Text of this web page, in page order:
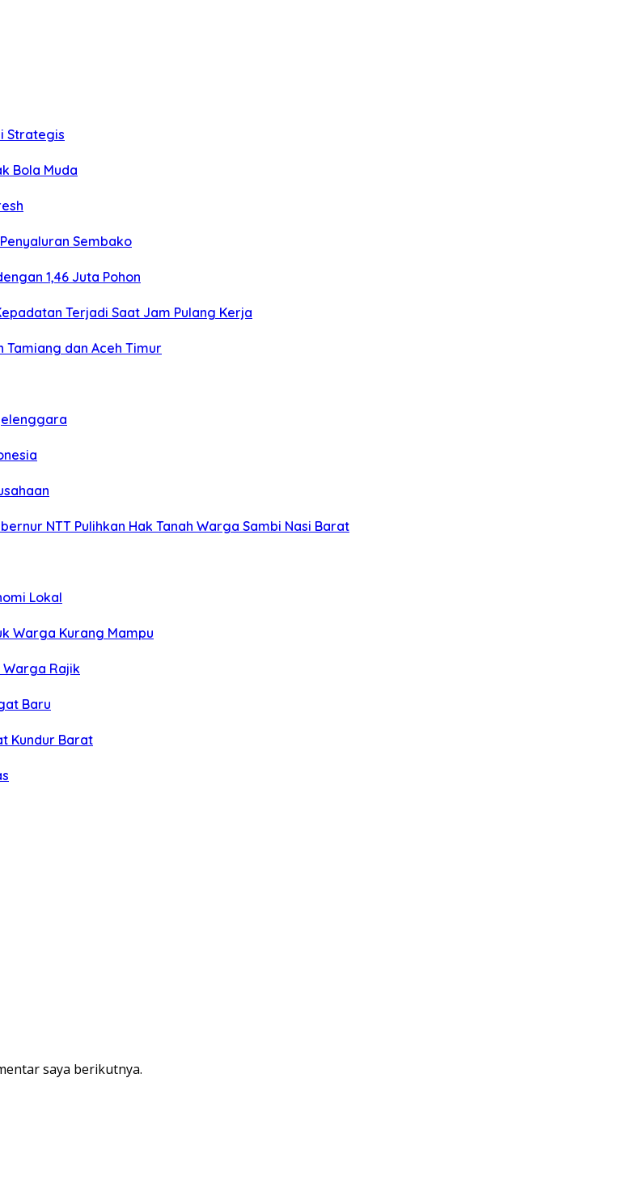
Strategis
Bola Muda
Sembako
1,46 Juta Pohon
Terjadi Saat Jam Pulang Kerja
Tamiang dan Aceh Timur
NTT Pulihkan Hak Tanah Warga Sambi Nasi Barat
Lokal
Warga Kurang Mampu
Rajik
Baru
Kundur Barat
saya berikutnya.